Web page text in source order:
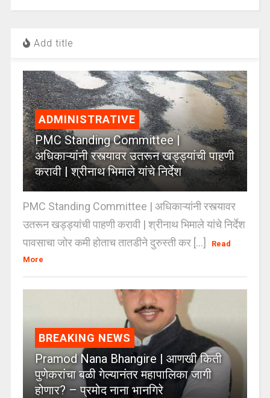
Add title
ADMINISTRATIVE
PMC Standing Committee |
अधिकाऱ्यांनी रस्त्यावर उतरून खड्ड्यांची पाहणी
करावी | श्रीनाथ भिमाले यांचे निर्देश
PMC Standing Committee | अधिकाऱ्यांनी रस्त्यावर
उतरून खड्ड्यांची पाहणी करावी | श्रीनाथ भिमाले यांचे निर्देश
पावसाचा जोर कमी होताच तातडीने दुरुस्ती कर [...]
Read
More
BREAKING NEWS
Pramod Nana Bhangire | आणखी किती
पुणेकरांचा बळी गेल्यानंतर महापालिका जागी
होणार? – प्रमोद नाना भानगिरे